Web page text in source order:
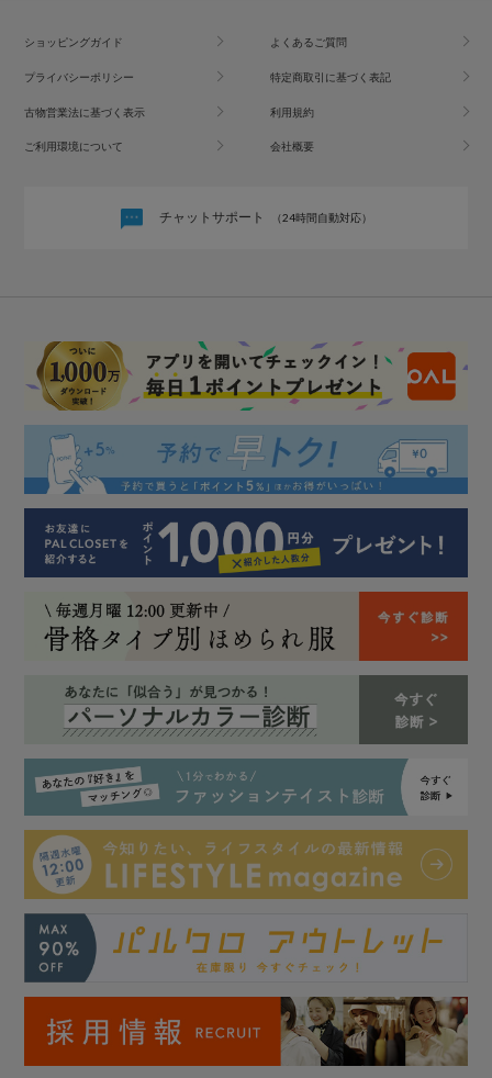
ショッピングガイド よくあるご質問
プライバシーポリシー 特定商取引に基づく表記
古物営業法に基づく表示 利用規約
ご利用環境について 会社概要
チャットサポート （24時間自動対応）